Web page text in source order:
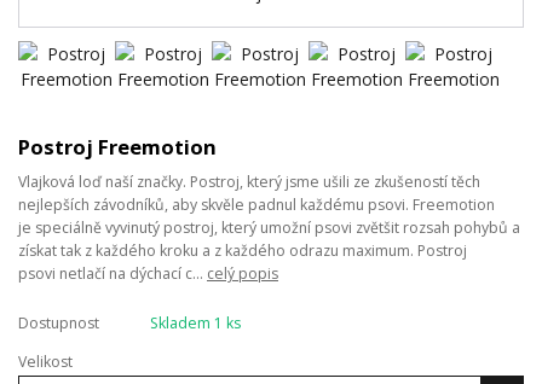
Postroj Freemotion
Vlajková loď naší značky. Postroj, který jsme ušili ze zkušeností těch
nejlepších závodníků, aby skvěle padnul každému psovi. Freemotion
je speciálně vyvinutý postroj, který umožní psovi zvětšit rozsah pohybů a
získat tak z každého kroku a z každého odrazu maximum. Postroj
psovi netlačí na dýchací c... celý popis
Dostupnost
Skladem 1 ks
Velikost